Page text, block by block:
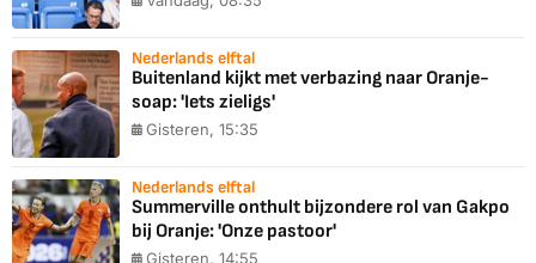
Nederlands elftal
Buitenland kijkt met verbazing naar Oranje-
soap: 'Iets zieligs'
Gisteren, 15:35
Nederlands elftal
Summerville onthult bijzondere rol van Gakpo
bij Oranje: 'Onze pastoor'
Gisteren, 14:55